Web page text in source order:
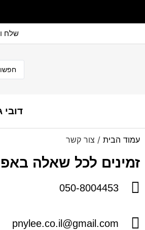
שלח
דובי
עמוד הבית / צור קשר
זמינים לכל שאלה
050-8004453
pnylee.co.il@gmail.com